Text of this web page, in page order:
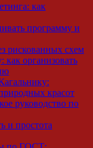
как
программу и
рискованных схем
организовать
красот
руководство по
и простота